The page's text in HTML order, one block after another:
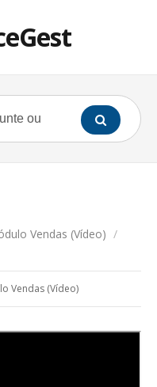
Vendas (Vídeo) /
Vendas (Vídeo)